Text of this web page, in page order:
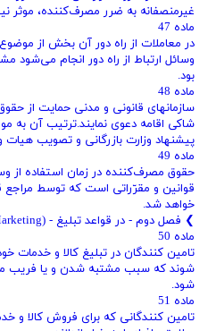
غیرمنصفانه به ضرر مصرف‌کننده، موثر
ماده 47
در معاملات از راه دور آن بخش از
وسائل ارتباط از راه دور انجام می‌شود
بود.
ماده 48
سازمانهای قانونی و مدنی حمایت از
شاکی اقامه دعوی نمایند.ترتیب آن به
پیشنهاد وزارت بازرگانی و تصویب هیات
ماده 49
حقوق مصرف‌کننده در زمان استفاده از
قوانین و مقرّراتی است که توسط
خواهد شد.
❯ ‌فصل دوم - در قواعد تبلیغ - (Marketing)
ماده 50
تامین کنندگان در تبلیغ کالا و خدمات
شوند که سبب مشتبه شدن و یا فریب
شود.
ماده 51
تامین کنندگانی که برای فروش کالا و